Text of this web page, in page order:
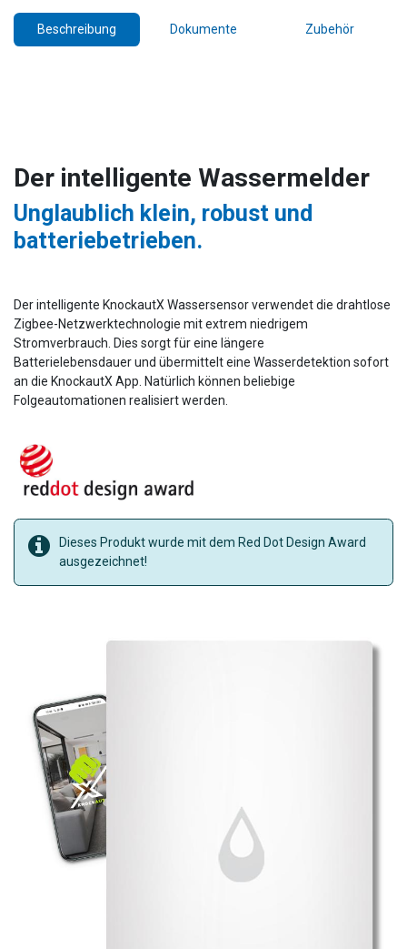
Beschreibung Dokumente Zubehör
Der intelligente Wassermelder
Unglaublich klein, robust und
batteriebetrieben.
Der intelligente KnockautX Wassersensor verwendet die drahtlose
Zigbee-Netzwerktechnologie mit extrem niedrigem
Stromverbrauch. Dies sorgt für eine längere
Batterielebensdauer und übermittelt eine Wasserdetektion sofort
an die KnockautX App. Natürlich können beliebige
Folgeautomationen realisiert werden.
Dieses Produkt wurde mit dem Red Dot Design Award
ausgezeichnet!